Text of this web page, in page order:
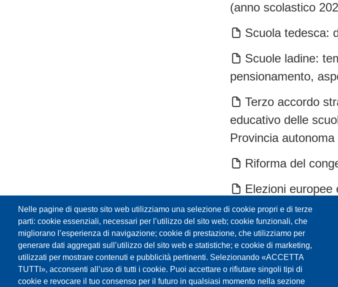
Nelle pagine di questo sito web utilizziamo una selezione di cookie propri e di terze
parti: cookie essenziali, necessari per l’utilizzo del sito web; cookie funzionali, che
migliorano l’esperienza di navigazione; cookie di prestazione, che utilizziamo per
generare dati aggregati sull’utilizzo del sito web e statistiche; e cookie di marketing,
utilizzati per mostrare contenuti e pubblicità pertinenti. Selezionando «ACCETTA
TUTTI», acconsenti all’uso di tutti i cookie. Puoi accettare o rifiutare singoli tipi di
cookie e revocare il tuo consenso per il futuro in qualsiasi momento nella sezione
(anno scolastico
Scuola tedesca:
Scuole ladine:
pensionamento,
Terzo accordo
educativo delle
Provincia
Riforma del
Elezioni
ferroviari, via mare,
Scuola italiana.
2023/24
COVID-19 -